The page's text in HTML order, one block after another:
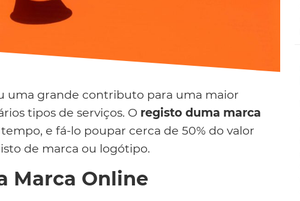
uma grande contributo para uma maior
tipos de serviços. O registo duma marca
e fá-lo poupar cerca de 50% do valor
de marca ou logótipo.
Marca Online